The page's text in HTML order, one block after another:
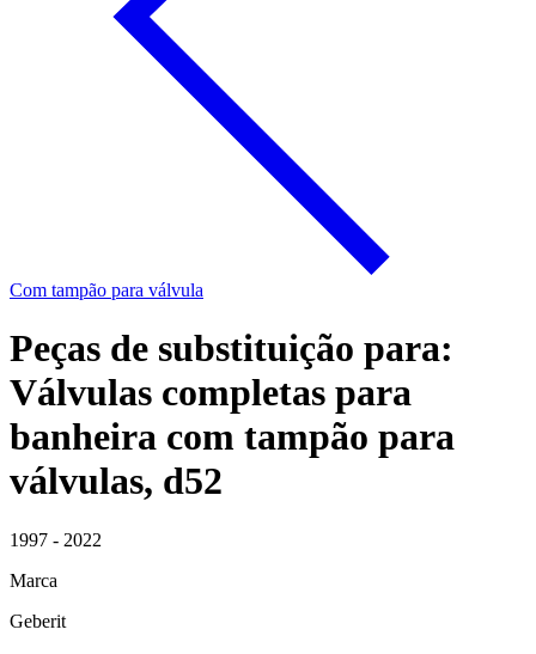
Com tampão para válvula
Peças de substituição para:
Válvulas completas para
banheira com tampão para
válvulas, d52
1997 - 2022
Marca
Geberit